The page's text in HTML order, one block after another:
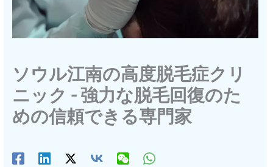
ソウル江南の高度脱毛症クリ
ニック - 強力な脱毛回復のた
めの信頼できる専門家